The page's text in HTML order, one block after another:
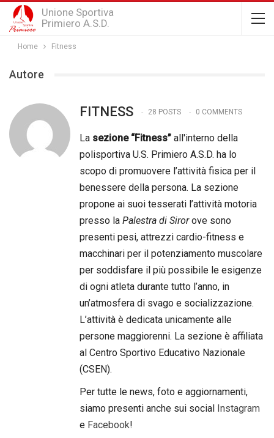
Unione Sportiva
Primiero A.S.D.
Home Fitness
Autore
FITNESS 28 POSTS 0 COMMENTS
La sezione “Fitness” all'interno della
polisportiva U.S. Primiero A.S.D. ha lo
scopo di promuovere l’attività fisica per il
benessere della persona. La sezione
propone ai suoi tesserati l’attività motoria
presso la Palestra di Sirorove sono
presenti pesi, attrezzi cardio-fitness e
macchinari per il potenziamento muscolare
per soddisfare il più possibile le esigenze
di ogni atleta durante tutto l’anno, in
un’atmosfera di svago e socializzazione.
L’attività è dedicata unicamente alle
persone maggiorenni. La sezione è affiliata
al Centro Sportivo Educativo Nazionale
(CSEN).
Per tutte le news, foto e aggiornamenti,
siamo presenti anche sui social Instagram
e Facebook!